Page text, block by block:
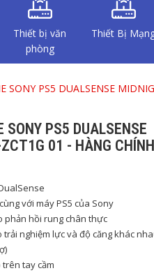
Thiết bị văn
phòng
Thiết Bị
SONY PS5 DUALSENSE
PS5 DUALSENSE
01 - HÀNG CHÍNH
với máy PS5 của Sony
phản hồi rung chân thực
nghiệm lực và độ căng khác
trên tay cầm